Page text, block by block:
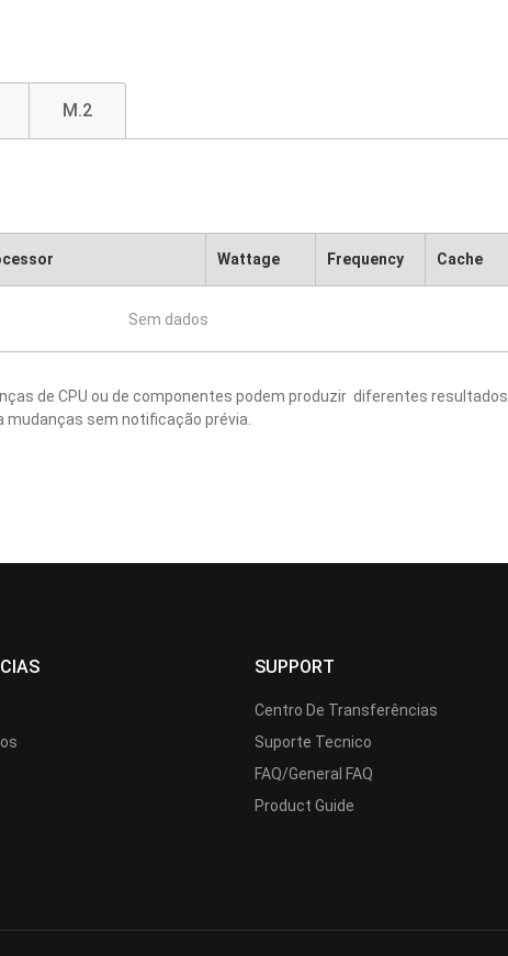
M.2
Wattage Frequency Cache
Sem dados
de CPU ou de componentes podem produzir diferentes resultados .
sem notificação prévia.
SUPPORT
Centro De Transferências
Suporte Tecnico
FAQ/General FAQ
Product Guide